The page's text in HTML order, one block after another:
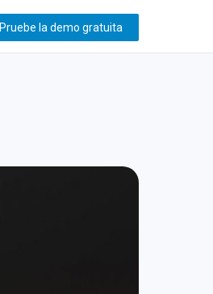
Pruebe la demo gratuita